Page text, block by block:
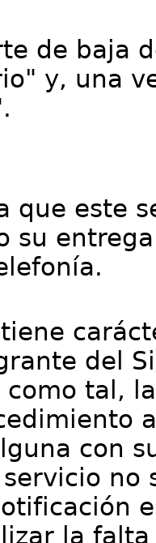
de baja
y, una
que este
su
del
como tal,
con
no
la